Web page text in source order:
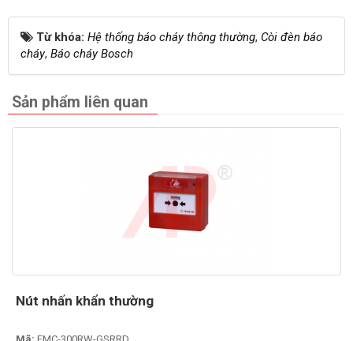
Từ khóa: Hệ thống báo cháy thông thường, Còi đèn báo
cháy, Báo cháy Bosch
Sản phẩm liên quan
Nút nhấn khẩn thường